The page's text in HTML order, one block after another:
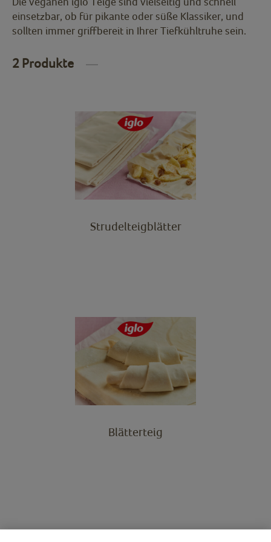
einsetzbar, ob für pikante oder süße Klassiker, und
sollten immer griffbereit in Ihrer Tiefkühltruhe sein.
2 Produkte
Strudelteigblätter
Blätterteig